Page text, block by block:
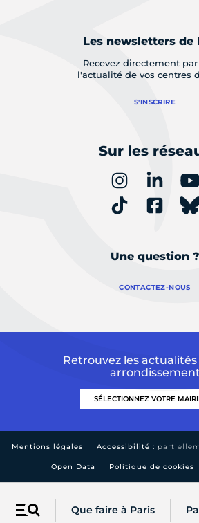
Menu Que faire à Paris
Les newsletters de
Recevez directement
l'actualité de vos centres
S'INSCRIRE
Sur les
Une question ?
CONTACTEZ-NOUS
Retrouvez les
arrondissement
Mentions légales Accessibilité :
Open Data Politique de cookies